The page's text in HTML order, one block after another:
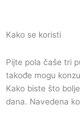
Kako se koristi
Pijte pola čaše tri
takođe mogu
Kako biste što
dana. Navedena